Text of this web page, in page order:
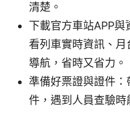
清楚。
下載官方車站APP與
看列車實時資訊、
導航，省時又省力。
準備好票證與證件
件，遇到人員查驗時